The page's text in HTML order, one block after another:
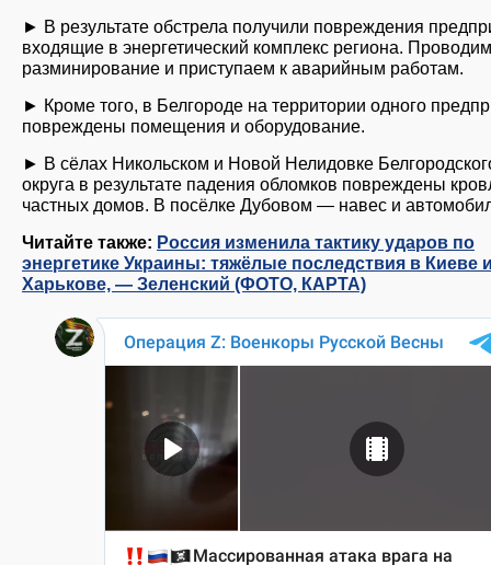
► В результате обстрела получили повреждения
входящие в энергетический комплекс региона. Проводим
разминирование и приступаем к аварийным работам.
► Кроме того, в Белгороде на территории одного
повреждены помещения и оборудование.
► В сёлах Никольском и Новой Нелидовке
округа в результате падения обломков повреждены
частных домов. В посёлке Дубовом — навес и
Читайте также: Россия изменила тактику ударов по
энергетике Украины: тяжёлые последствия в Киеве
Харькове, — Зеленский (ФОТО, КАРТА)